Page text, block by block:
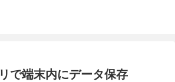
で端末内にデータ保存